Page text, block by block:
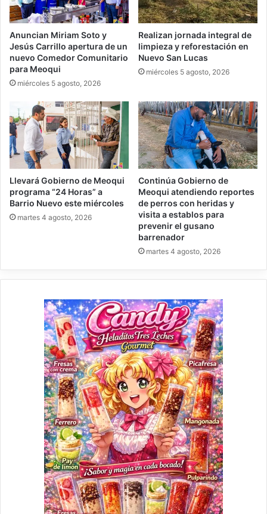
Anuncian Miriam Soto y
Jesús Carrillo apertura de un
nuevo Comedor Comunitario
para Meoqui
miércoles 5 agosto, 2026
Realizan jornada integral de
limpieza y reforestación en
Nuevo San Lucas
miércoles 5 agosto, 2026
Llevará Gobierno de Meoqui
programa “24 Horas” a
Barrio Nuevo este miércoles
martes 4 agosto, 2026
Continúa Gobierno de
Meoqui atendiendo reportes
de perros con heridas y
visita a establos para
prevenir el gusano
barrenador
martes 4 agosto, 2026